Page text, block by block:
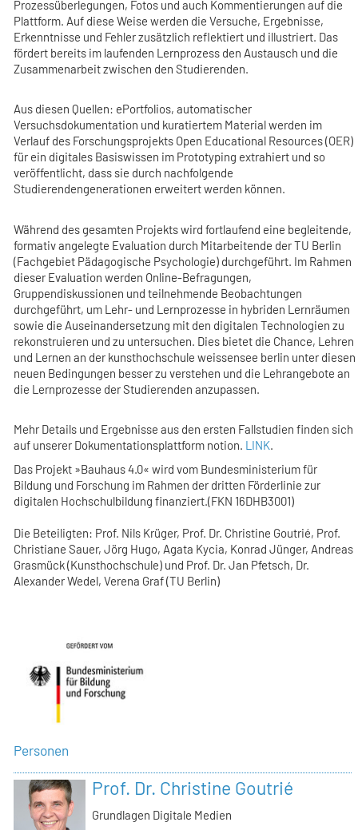
Prozessüberlegungen, Fotos und auch Kommentierungen auf die
Plattform. Auf diese Weise werden die Versuche, Ergebnisse,
Erkenntnisse und Fehler zusätzlich reflektiert und illustriert. Das
fördert bereits im laufenden Lernprozess den Austausch und die
Zusammenarbeit zwischen den Studierenden.
Aus diesen Quellen: ePortfolios, automatischer
Versuchsdokumentation und kuratiertem Material werden im
Verlauf des Forschungsprojekts Open Educational Resources (OER)
für ein digitales Basiswissen im Prototyping extrahiert und so
veröffentlicht, dass sie durch nachfolgende
Studierendengenerationen erweitert werden können.
Während des gesamten Projekts wird fortlaufend eine begleitende,
formativ angelegte Evaluation durch Mitarbeitende der TU Berlin
(Fachgebiet Pädagogische Psychologie) durchgeführt. Im Rahmen
dieser Evaluation werden Online-Befragungen,
Gruppendiskussionen und teilnehmende Beobachtungen
durchgeführt, um Lehr- und Lernprozesse in hybriden Lernräumen
sowie die Auseinandersetzung mit den digitalen Technologien zu
rekonstruieren und zu untersuchen. Dies bietet die Chance, Lehren
und Lernen an der kunsthochschule weissensee berlin unter diesen
neuen Bedingungen besser zu verstehen und die Lehrangebote an
die Lernprozesse der Studierenden anzupassen.
Mehr Details und Ergebnisse aus den ersten Fallstudien finden sich
auf unserer Dokumentationsplattform notion. LINK.
Das Projekt »Bauhaus 4.0« wird vom Bundesministerium für
Bildung und Forschung im Rahmen der dritten Förderlinie zur
digitalen Hochschulbildung finanziert.(FKN 16DHB3001)
Die Beteiligten: Prof. Nils Krüger, Prof. Dr. Christine Goutrié, Prof.
Christiane Sauer, Jörg Hugo, Agata Kycia, Konrad Jünger, Andreas
Grasmück (Kunsthochschule) und Prof. Dr. Jan Pfetsch, Dr.
Alexander Wedel, Verena Graf (TU Berlin)
Personen
Prof. Dr. Christine Goutrié
Grundlagen Digitale Medien